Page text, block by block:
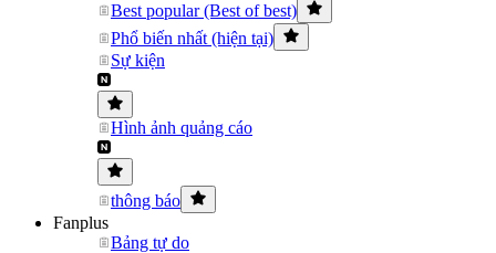
Best popular (Best of best)
Phổ biến nhất (hiện tại)
Sự kiện
Hình ảnh quảng cáo
thông báo
Fanplus
Bảng tự do